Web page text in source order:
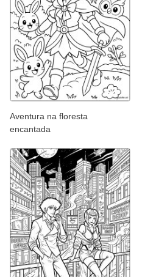
Aventura na floresta
encantada